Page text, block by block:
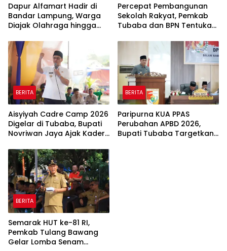
Dapur Alfamart Hadir di
Bandar Lampung, Warga
Diajak Olahraga hingga
Percepat Pembangunan
Sekolah Rakyat, Pemkab
Tubaba dan BPN Tentukan
BERITA
Aisyiyah Cadre Camp 2026
Digelar di Tubaba, Bupati
Novriwan Jaya Ajak Kader
Pembangunan
BERITA
Paripurna KUA PPAS
Perubahan APBD 2026,
Bupati Tubaba Targetkan
BERITA
Semarak HUT ke-81 RI,
Pemkab Tulang Bawang
Gelar Lomba Senam